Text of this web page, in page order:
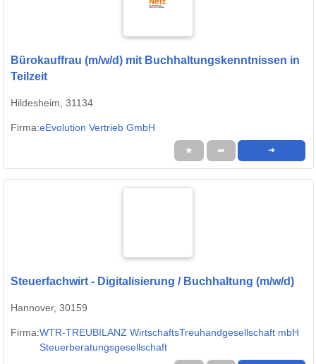
Bürokauffrau (m/w/d) mit Buchhaltungskenntnissen in
Teilzeit
Hildesheim, 31134
Firma:eEvolution Vertrieb GmbH
★ ➦ ➜
Steuerfachwirt - Digitalisierung / Buchhaltung (m/w/d)
Hannover, 30159
Firma:WTR-TREUBILANZ WirtschaftsTreuhandgesellschaft mbH
Steuerberatungsgesellschaft